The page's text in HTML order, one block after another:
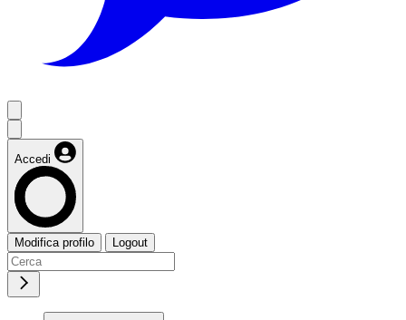
Accedi
Modifica profilo Logout